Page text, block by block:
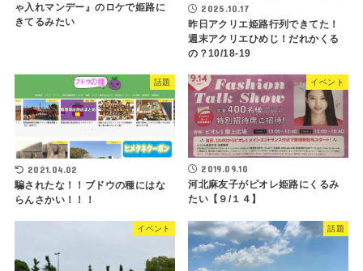
ゃ入れマンデー』のロケで姫路に
きてるみたい
2025.10.17
昨日アクリエ姫路行列できてた！
週末アクリエひめじ！だれかくる
の？10/18-19
話題
2021.04.02
騙されたな！！ブドウの種にはな
らんさかい！！！
イベント
2019.09.10
河北麻友子がピオレ姫路にくるみ
たい【９/１４】
イベント 話題